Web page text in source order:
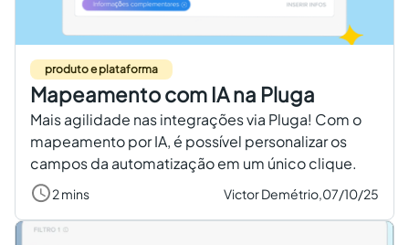
produto e plataforma
Mapeamento com IA na Pluga
Mais agilidade nas integrações via Pluga! Com o
mapeamento por IA, é possível personalizar os
campos da automatização em um único clique.
2 mins Victor Demétrio,07/10/25